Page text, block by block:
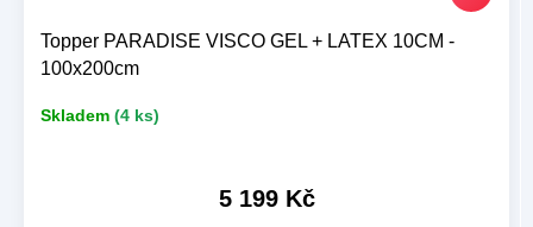
Topper PARADISE VISCO GEL + LATEX 10CM -
100x200cm
Skladem (4 ks)
5 199 Kč